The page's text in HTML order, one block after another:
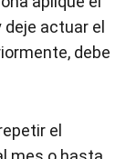
actuar el
debe
el